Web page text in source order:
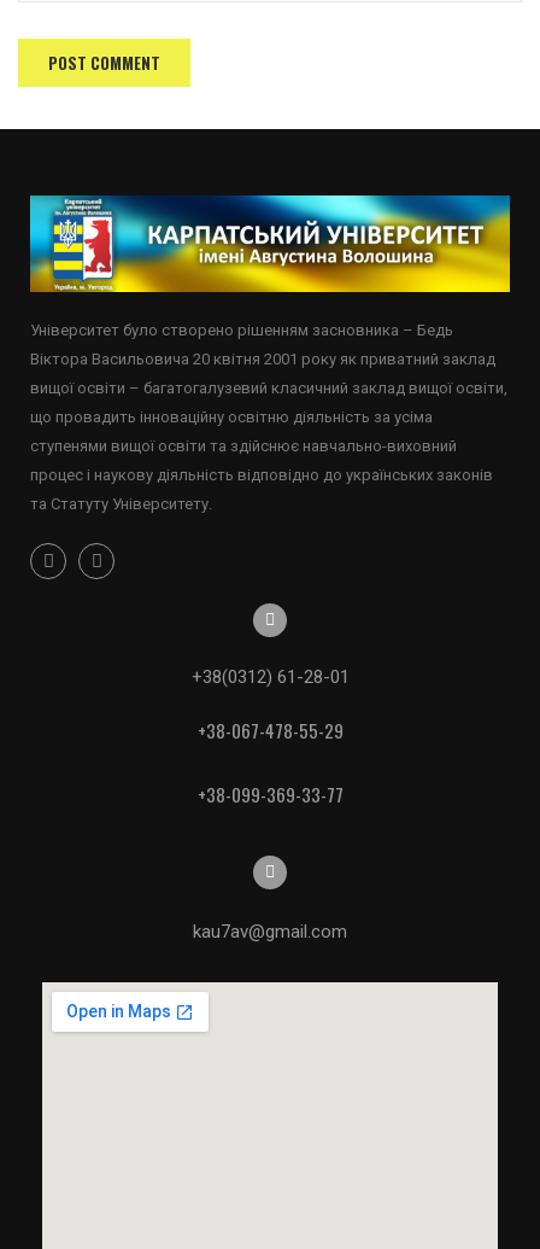
Університет було створено рішенням засновника – Бедь
Віктора Васильовича 20 квітня 2001 року як приватний заклад
вищої освіти – багатогалузевий класичний заклад вищої освіти,
що провадить інноваційну освітню діяльність за усіма
ступенями вищої освіти та здійснює навчально-виховний
процес і наукову діяльність відповідно до українських законів
та Статуту Університету.
+38(0312) 61-28-01
+38-067-478-55-29
+38-099-369-33-77
kau7av@gmail.com